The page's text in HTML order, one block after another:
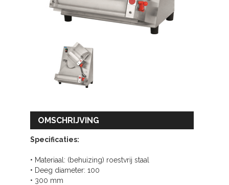
OMSCHRIJVING
Specificaties:
• Materiaal: (behuizing) roestvrij staal
• Deeg diameter: 100
• 300 mm